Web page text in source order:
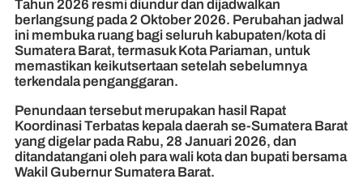
Tahun 2026 resmi diundur dan dijadwalkan
berlangsung pada 2 Oktober 2026. Perubahan jadwal
ini membuka ruang bagi seluruh kabupaten/kota di
Sumatera Barat, termasuk Kota Pariaman, untuk
memastikan keikutsertaan setelah sebelumnya
terkendala penganggaran.
Penundaan tersebut merupakan hasil Rapat
Koordinasi Terbatas kepala daerah se-Sumatera Barat
yang digelar pada Rabu, 28 Januari 2026, dan
ditandatangani oleh para wali kota dan bupati bersama
Wakil Gubernur Sumatera Barat.